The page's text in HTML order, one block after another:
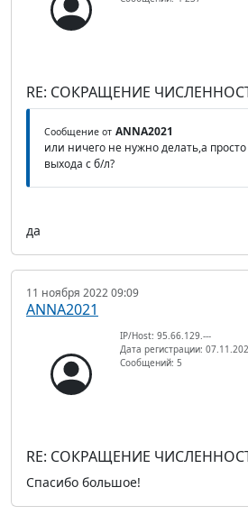
RE: СОКРАЩЕНИЕ
Сообщение от ANNA2021
или ничего не нужно делать,а
выхода с б/л?
да
11 ноября 2022 09:09
ANNA2021
IP/Host: 95.66.129.---
Дата регистрации:
Сообщений: 5
RE: СОКРАЩЕНИЕ
Спасибо большое!